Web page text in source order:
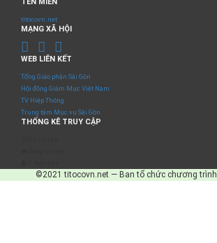
titocovn.net
MẠNG XÃ HỘI
WEB LIÊN KẾT
Tổng Giáo phận Sài Gòn
Hội đồng Giám Mục Việt Nam
TV Hiệp Thông
Trung tâm Mục vụ Sài Gòn
THỐNG KÊ TRUY CẬP
©2021 titocovn.net — Ban tổ chức chương